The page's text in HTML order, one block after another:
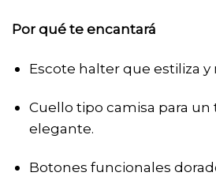
Por qué te encantará
Escote halter que estiliza
Cuello tipo camisa para
elegante.
Botones funcionales